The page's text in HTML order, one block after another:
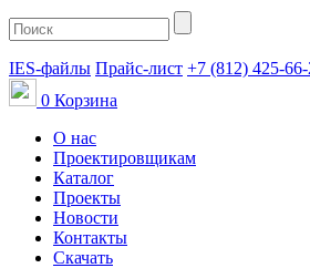
IES-файлы Прайс-лист +7 (812) 425-66-
0 Корзина
О нас
Проектировщикам
Каталог
Проекты
Новости
Контакты
Скачать